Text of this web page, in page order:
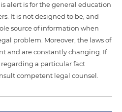
alert is for the general education
It is not designed to be, and
source of information when
problem. Moreover, the laws of
and are constantly changing. If
a particular fact
competent legal counsel.